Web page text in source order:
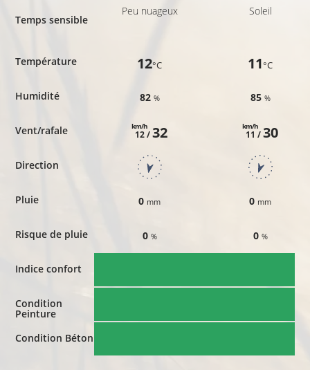
Temps sensible
Température
Humidité
Vent/rafale
Direction
Pluie
Risque de pluie
Indice confort
Condition
Peinture
Condition Béton
Peu nuageux
12°C
82 %
12 /
km/h 32
0 mm
0 %
Soleil
11°C
85 %
11 /
km/h 30
0 mm
0 %